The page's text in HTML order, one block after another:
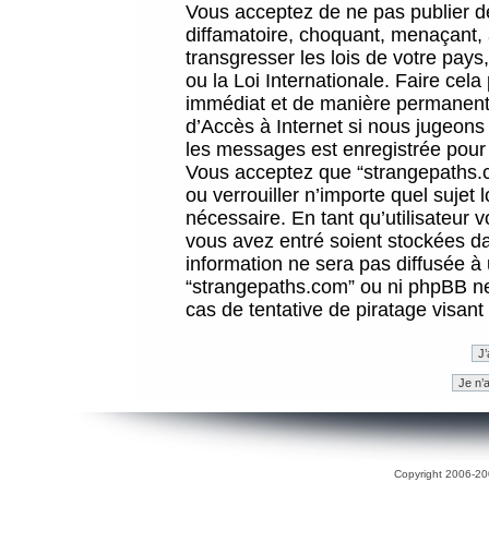
Vous acceptez de ne pas publier
diffamatoire, choquant,
transgresser les lois de votre
ou la Loi Internationale. Faire
immédiat et de manière
d’Accès à Internet si nous
les messages est enregistrée
Vous acceptez que
ou verrouiller n’importe quel sujet
nécessaire. En tant qu’utilisateur
vous avez entré soient stockées
information ne sera pas diffusée
“strangepaths.com” ou ni phpBB
cas de tentative de piratage
Copyright 2006-